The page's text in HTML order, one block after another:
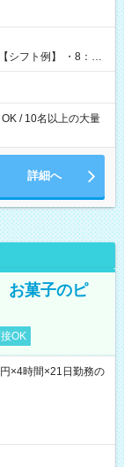
/ 10名以上の大量
詳細へ
お菓子のピ
OK
×4時間×21日勤務の